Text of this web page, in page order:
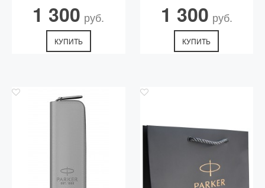
1 300 руб.
КУПИТЬ
1 300 руб.
КУПИТЬ